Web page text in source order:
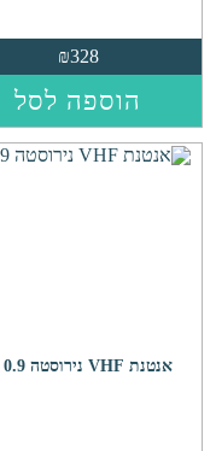
₪328
הוספה לסל
אנטנת VHF נירוסטה 0.9 מ'